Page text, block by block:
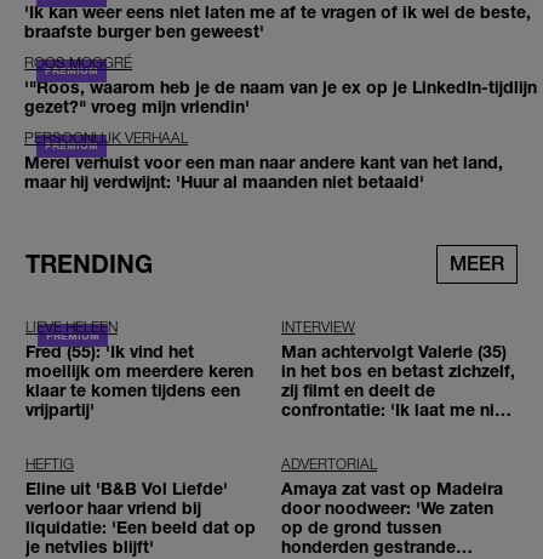
'Ik kan weer eens niet laten me af te vragen of ik wel de beste,
braafste burger ben geweest'
ROOS MOGGRÉ
'"Roos, waarom heb je de naam van je ex op je LinkedIn-tijdlijn
gezet?" vroeg mijn vriendin'
PERSOONLIJK VERHAAL
Merel verhuist voor een man naar andere kant van het land,
maar hij verdwijnt: 'Huur al maanden niet betaald'
TRENDING MEER
LIEVE HELEEN
Fred (55): 'Ik vind het
moeilijk om meerdere keren
klaar te komen tijdens een
vrijpartij'
INTERVIEW
Man achtervolgt Valerie (35)
in het bos en betast zichzelf,
zij filmt en deelt de
confrontatie: 'Ik laat me niet
HEFTIG
Eline uit 'B&B Vol Liefde'
verloor haar vriend bij
liquidatie: 'Een beeld dat op
je netvlies blijft'
ADVERTORIAL
Amaya zat vast op Madeira
door noodweer: 'We zaten
op de grond tussen
honderden gestrande